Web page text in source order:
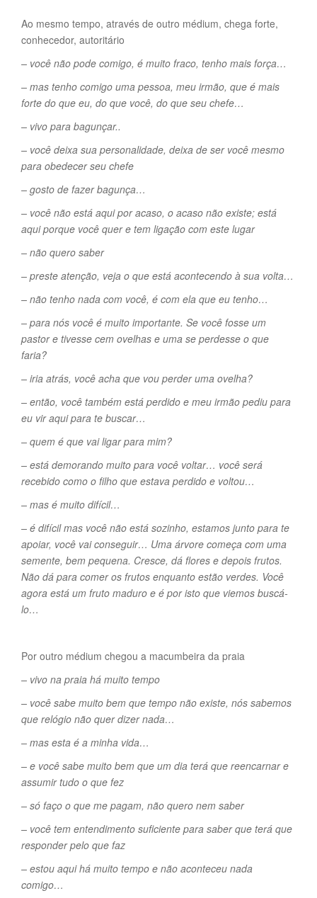
Ao mesmo tempo, através de outro médium, chega forte,
conhecedor, autoritário
– você não pode comigo, é muito fraco, tenho mais força…
– mas tenho comigo uma pessoa, meu irmão, que é mais
forte do que eu, do que você, do que seu chefe…
– vivo para bagunçar..
– você deixa sua personalidade, deixa de ser você mesmo
para obedecer seu chefe
– gosto de fazer bagunça…
– você não está aqui por acaso, o acaso não existe; está
aqui porque você quer e tem ligação com este lugar
– não quero saber
– preste atenção, veja o que está acontecendo à sua volta…
– não tenho nada com você, é com ela que eu tenho…
– para nós você é muito importante. Se você fosse um
pastor e tivesse cem ovelhas e uma se perdesse o que
faria?
– iria atrás, você acha que vou perder uma ovelha?
– então, você também está perdido e meu irmão pediu para
eu vir aqui para te buscar…
– quem é que vai ligar para mim?
– está demorando muito para você voltar… você será
recebido como o filho que estava perdido e voltou…
– mas é muito difícil…
– é difícil mas você não está sozinho, estamos junto para te
apoiar, você vai conseguir… Uma árvore começa com uma
semente, bem pequena. Cresce, dá flores e depois frutos.
Não dá para comer os frutos enquanto estão verdes. Você
agora está um fruto maduro e é por isto que viemos buscá-
lo…
Por outro médium chegou a macumbeira da praia
– vivo na praia há muito tempo
– você sabe muito bem que tempo não existe, nós sabemos
que relógio não quer dizer nada…
– mas esta é a minha vida…
– e você sabe muito bem que um dia terá que reencarnar e
assumir tudo o que fez
– só faço o que me pagam, não quero nem saber
– você tem entendimento suficiente para saber que terá que
responder pelo que faz
– estou aqui há muito tempo e não aconteceu nada
comigo…